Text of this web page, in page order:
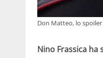
Don Matteo, lo
Nino Frassica